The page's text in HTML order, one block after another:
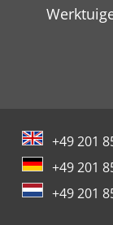
+49 201
+49 201
+49 201